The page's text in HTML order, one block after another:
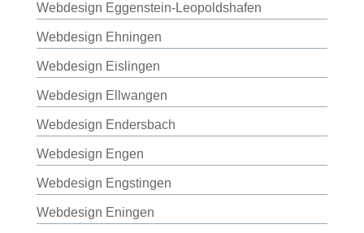
Webdesign Eggenstein-Leopoldshafen
Webdesign Ehningen
Webdesign Eislingen
Webdesign Ellwangen
Webdesign Endersbach
Webdesign Engen
Webdesign Engstingen
Webdesign Eningen